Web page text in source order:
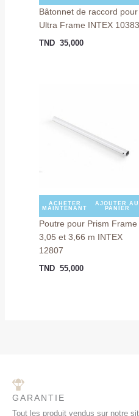
Bâtonnet de raccord pour
Ultra Frame INTEX 10383
TND 35,000
ACHETER
MAINTENANT
AJOUTER AU
PANIER
Poutre pour Prism Frame
3,05 et 3,66 m INTEX
12807
TND 55,000
GARANTIE
Tout les produit vendus sur notre